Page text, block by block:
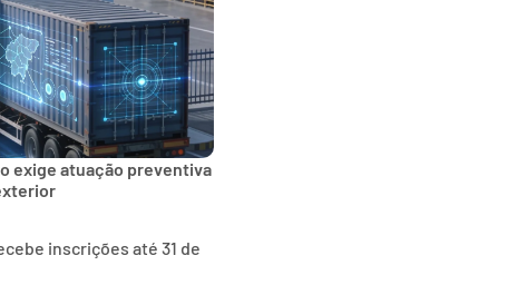
exige atuação preventiva
inscrições até 31 de